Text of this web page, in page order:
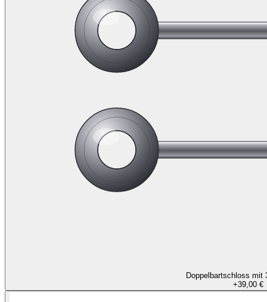
Doppelbartschloss mit
+39,00 €